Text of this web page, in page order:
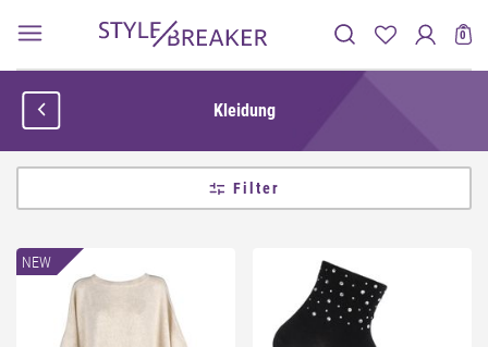
0
Kleidung
Filter
NEW